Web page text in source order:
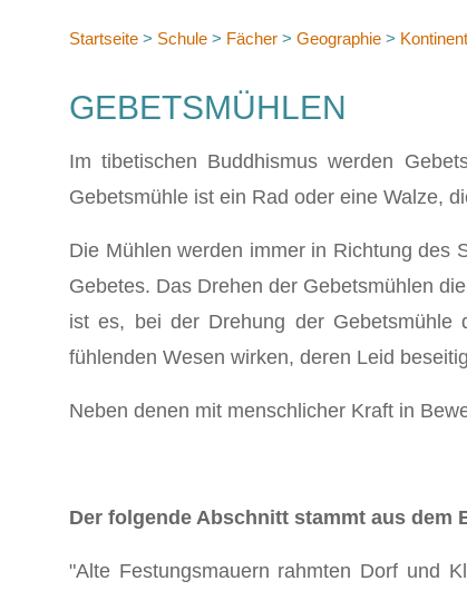
Startseite > Schule > Fächer > Geographie >
GEBETSMÜHLEN
Im tibetischen Buddhismus werden
Gebetsmühle ist ein Rad oder eine Walze,
Die Mühlen werden immer in Richtung des
Gebetes. Das Drehen der Gebetsmühlen
ist es, bei der Drehung der
fühlenden Wesen wirken, deren Leid
Neben denen mit menschlicher Kraft in
Der folgende Abschnitt stammt aus dem
"Alte Festungsmauern rahmten Dorf und